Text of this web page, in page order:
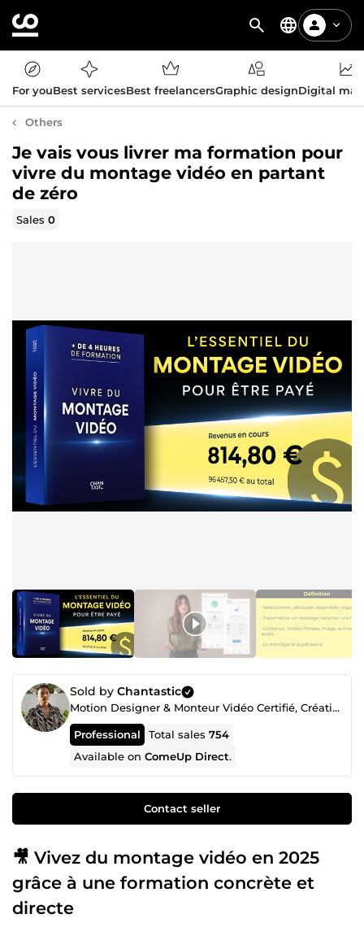
For youBest servicesBest freelancersGraphic designDigital
Others
Je vais vous livrer ma formation pour
vivre du montage vidéo en partant
de zéro
Sales0
Sold by Chantastic
Motion Designer & Monteur Vidéo Certifié, Créatif Freelance Professionnel depuis 2018
Professional Total sales754
Available onComeUp Direct.
Contact seller
🎥 Vivez du montage vidéo en 2025
grâce à une formation concrète et
directe